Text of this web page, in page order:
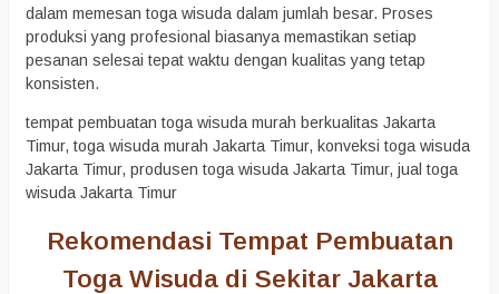
dalam memesan toga wisuda dalam jumlah besar. Proses
produksi yang profesional biasanya memastikan setiap
pesanan selesai tepat waktu dengan kualitas yang tetap
konsisten.
tempat pembuatan toga wisuda murah berkualitas Jakarta
Timur, toga wisuda murah Jakarta Timur, konveksi toga wisuda
Jakarta Timur, produsen toga wisuda Jakarta Timur, jual toga
wisuda Jakarta Timur
Rekomendasi Tempat Pembuatan
Toga Wisuda di Sekitar Jakarta